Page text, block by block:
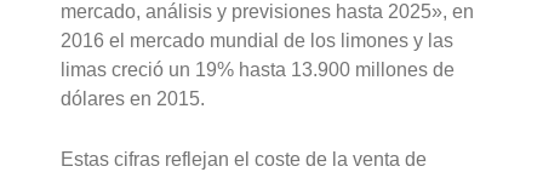
mercado, análisis y previsiones hasta 2025», en
2016 el mercado mundial de los limones y las
limas creció un 19% hasta 13.900 millones de
dólares en 2015.
Estas cifras reflejan el coste de la venta de